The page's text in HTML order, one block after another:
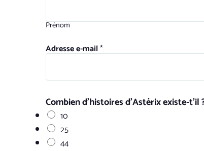
Prénom
Adresse e-mail*
Combien d’histoires d’Astérix existe-t’il
10
25
44